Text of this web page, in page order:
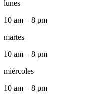
lunes
10 am – 8 pm
martes
10 am – 8 pm
miércoles
10 am – 8 pm